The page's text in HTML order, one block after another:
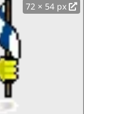
72 × 54 px